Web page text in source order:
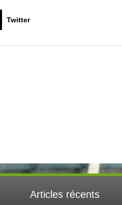
Twitter
Articles récents